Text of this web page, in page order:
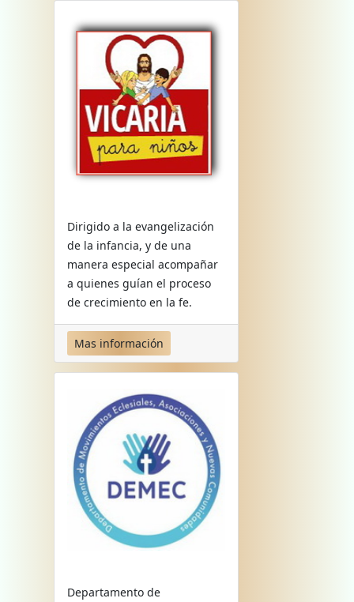
Dirigido a la evangelización
de la infancia, y de una
manera especial acompañar
a quienes guían el proceso
de crecimiento en la fe.
Mas información
Departamento de